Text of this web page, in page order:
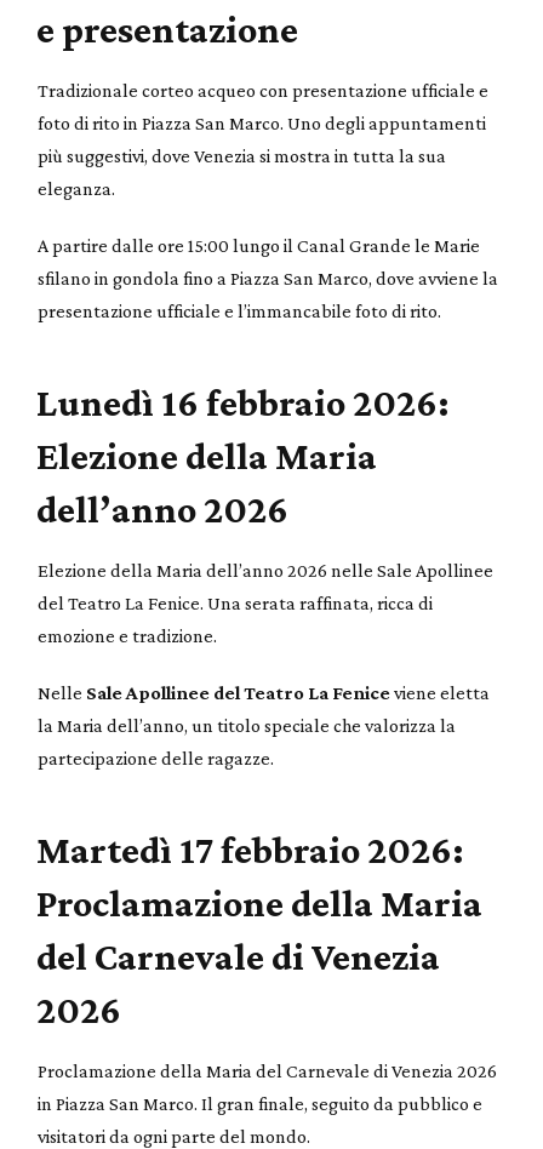
e presentazione
Tradizionale corteo acqueo con presentazione ufficiale e
foto di rito in Piazza San Marco. Uno degli appuntamenti
più suggestivi, dove Venezia si mostra in tutta la sua
eleganza.
A partire dalle ore 15:00 lungo il Canal Grande le Marie
sfilano in gondola fino a Piazza San Marco, dove avviene la
presentazione ufficiale e l’immancabile foto di rito.
Lunedì 16 febbraio 2026:
Elezione della Maria
dell’anno 2026
Elezione della Maria dell’anno 2026 nelle Sale Apollinee
del Teatro La Fenice. Una serata raffinata, ricca di
emozione e tradizione.
Nelle Sale Apollinee del Teatro La Feniceviene eletta
la Maria dell’anno, un titolo speciale che valorizza la
partecipazione delle ragazze.
Martedì 17 febbraio 2026:
Proclamazione della Maria
del Carnevale di Venezia
2026
Proclamazione della Maria del Carnevale di Venezia 2026
in Piazza San Marco. Il gran finale, seguito da pubblico e
visitatori da ogni parte del mondo.